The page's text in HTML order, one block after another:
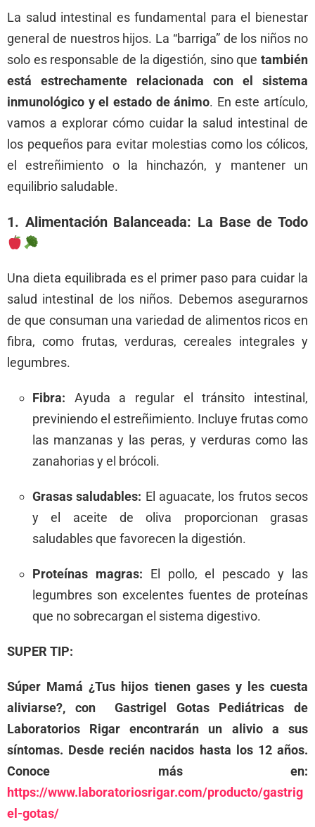
La salud intestinal es fundamental para el bienestar
general de nuestros hijos. La “barriga” de los niños no
solo es responsable de la digestión, sino que también
está estrechamente relacionada con el sistema
inmunológico y el estado de ánimo. En este artículo,
vamos a explorar cómo cuidar la salud intestinal de
los pequeños para evitar molestias como los cólicos,
el estreñimiento o la hinchazón, y mantener un
equilibrio saludable.
1. Alimentación Balanceada: La Base de Todo
Una dieta equilibrada es el primer paso para cuidar la
salud intestinal de los niños. Debemos asegurarnos
de que consuman una variedad de alimentos ricos en
fibra, como frutas, verduras, cereales integrales y
legumbres.
Fibra: Ayuda a regular el tránsito intestinal,
previniendo el estreñimiento. Incluye frutas como
las manzanas y las peras, y verduras como las
zanahorias y el brócoli.
Grasas saludables: El aguacate, los frutos secos
y el aceite de oliva proporcionan grasas
saludables que favorecen la digestión.
Proteínas magras: El pollo, el pescado y las
legumbres son excelentes fuentes de proteínas
que no sobrecargan el sistema digestivo.
SUPER TIP:
Súper Mamá ¿Tus hijos tienen gases y les cuesta
aliviarse?, con Gastrigel Gotas Pediátricas de
Laboratorios Rigar encontrarán un alivio a sus
síntomas. Desde recién nacidos hasta los 12 años.
Conoce más en:
https://www.laboratoriosrigar.com/producto/gastrig
el-gotas/